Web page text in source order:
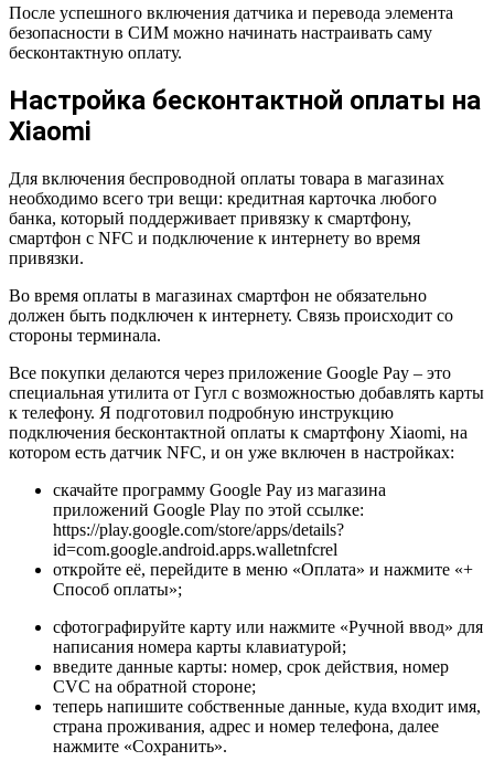
После успешного включения датчика и перевода элемента
безопасности в СИМ можно начинать настраивать саму
бесконтактную оплату.
Настройка бесконтактной оплаты на
Xiaomi
Для включения беспроводной оплаты товара в магазинах
необходимо всего три вещи: кредитная карточка любого
банка, который поддерживает привязку к смартфону,
смартфон с NFC и подключение к интернету во время
привязки.
Во время оплаты в магазинах смартфон не обязательно
должен быть подключен к интернету. Связь происходит со
стороны терминала.
Все покупки делаются через приложение Google Pay – это
специальная утилита от Гугл с возможностью добавлять карты
к телефону. Я подготовил подробную инструкцию
подключения бесконтактной оплаты к смартфону Xiaomi, на
котором есть датчик NFC, и он уже включен в настройках:
скачайте программу Google Pay из магазина
приложений Google Play по этой ссылке:
https://play.google.com/store/apps/details?
id=com.google.android.apps.walletnfcrel
откройте её, перейдите в меню «Оплата» и нажмите «+
Способ оплаты»;
сфотографируйте карту или нажмите «Ручной ввод» для
написания номера карты клавиатурой;
введите данные карты: номер, срок действия, номер
CVC на обратной стороне;
теперь напишите собственные данные, куда входит имя,
страна проживания, адрес и номер телефона, далее
нажмите «Сохранить».